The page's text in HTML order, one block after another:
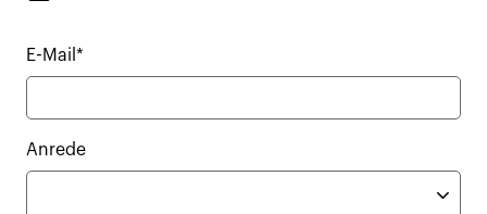
E-Mail*
Anrede